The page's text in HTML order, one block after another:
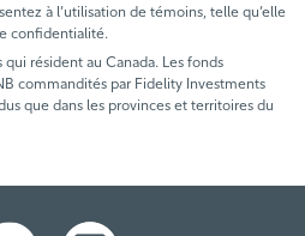
à l’utilisation de témoins, telle qu’elle
confidentialité.
résident au Canada. Les fonds
commandités par Fidelity Investments
que dans les provinces et territoires du